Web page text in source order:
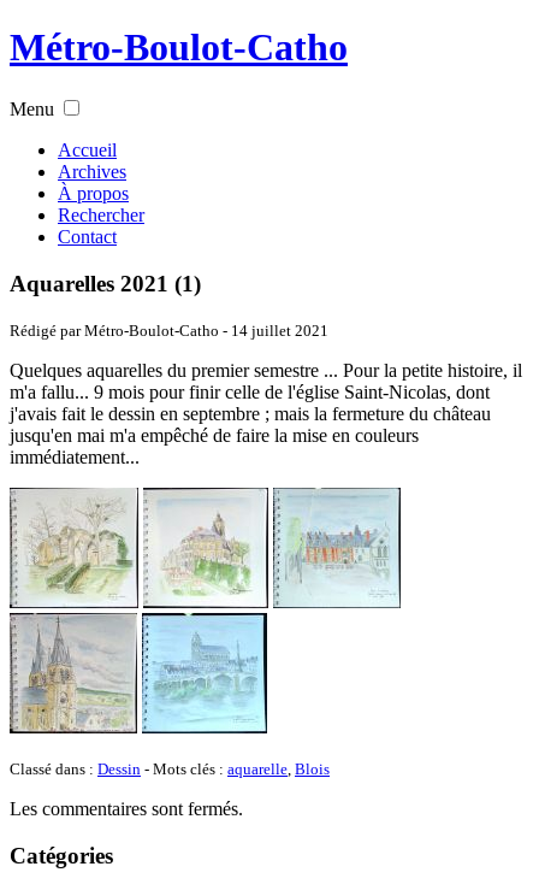
Métro-Boulot-Catho
Menu
Accueil
Archives
À propos
Rechercher
Contact
Aquarelles 2021 (1)
Rédigé par Métro-Boulot-Catho - 14 juillet 2021
Quelques aquarelles du premier semestre ... Pour la petite histoire, il
m'a fallu... 9 mois pour finir celle de l'église Saint-Nicolas, dont
j'avais fait le dessin en septembre ; mais la fermeture du château
jusqu'en mai m'a empêché de faire la mise en couleurs
immédiatement...
Classé dans : Dessin - Mots clés : aquarelle, Blois
Les commentaires sont fermés.
Catégories